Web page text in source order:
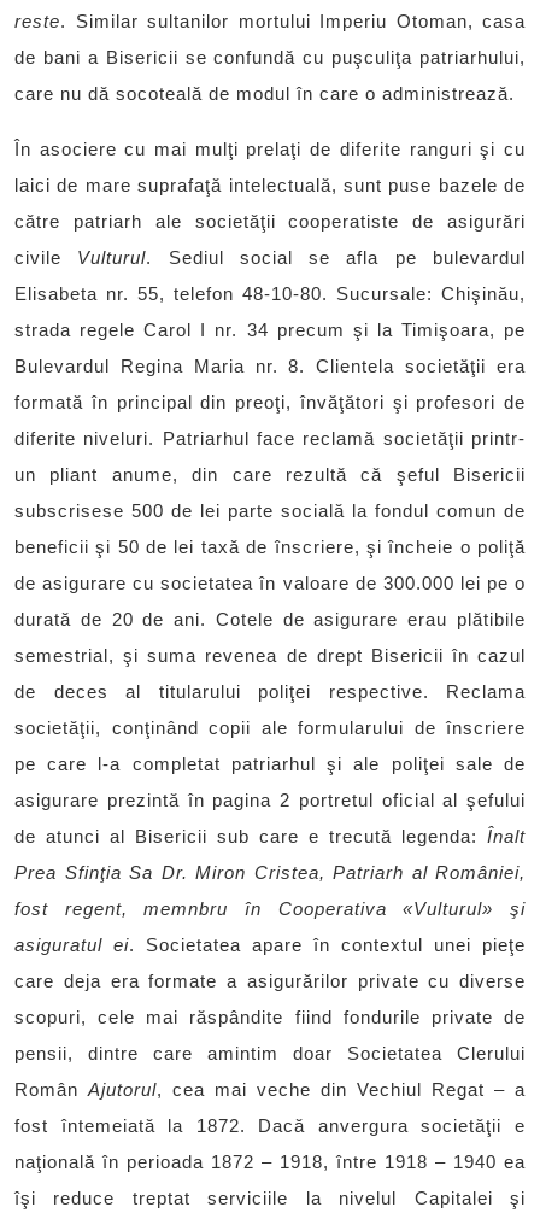
reste. Similar sultanilor mortului Imperiu Otoman, casa
de bani a Bisericii se confundă cu puşculiţa patriarhului,
care nu dă socoteală de modul în care o administrează.
În asociere cu mai mulţi prelaţi de diferite ranguri şi cu
laici de mare suprafaţă intelectuală, sunt puse bazele de
către patriarh ale societăţii cooperatiste de asigurări
civile Vulturul. Sediul social se afla pe bulevardul
Elisabeta nr. 55, telefon 48-10-80. Sucursale: Chişinău,
strada regele Carol I nr. 34 precum şi la Timişoara, pe
Bulevardul Regina Maria nr. 8. Clientela societăţii era
formată în principal din preoţi, învăţători şi profesori de
diferite niveluri. Patriarhul face reclamă societăţii printr-
un pliant anume, din care rezultă că şeful Bisericii
subscrisese 500 de lei parte socială la fondul comun de
beneficii şi 50 de lei taxă de înscriere, şi încheie o poliţă
de asigurare cu societatea în valoare de 300.000 lei pe o
durată de 20 de ani. Cotele de asigurare erau plătibile
semestrial, şi suma revenea de drept Bisericii în cazul
de deces al titularului poliţei respective. Reclama
societăţii, conţinând copii ale formularului de înscriere
pe care l-a completat patriarhul şi ale poliţei sale de
asigurare prezintă în pagina 2 portretul oficial al şefului
de atunci al Bisericii sub care e trecută legenda: Înalt
Prea Sfinţia Sa Dr. Miron Cristea, Patriarh al României,
fost regent, memnbru în Cooperativa «Vulturul» şi
asiguratul ei. Societatea apare în contextul unei pieţe
care deja era formate a asigurărilor private cu diverse
scopuri, cele mai răspândite fiind fondurile private de
pensii, dintre care amintim doar Societatea Clerului
Român Ajutorul, cea mai veche din Vechiul Regat – a
fost întemeiată la 1872. Dacă anvergura societăţii e
naţională în perioada 1872 – 1918, între 1918 – 1940 ea
îşi reduce treptat serviciile la nivelul Capitalei şi